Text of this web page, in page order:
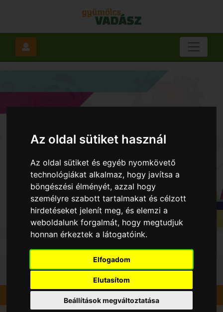
Az oldal sütiket használ
Az oldal sütiket és egyéb nyomkövető
technológiákat alkalmaz, hogy javítsa a
böngészési élményét, azzal hogy
személyre szabott tartalmakat és célzott
hirdetéseket jelenít meg, és elemzi a
weboldalunk forgalmát, hogy megtudjuk
honnan érkeztek a látogatóink.
Elfogadom
Elutasítom
Beállítások megváltoztatása
Szedd magad Fertőszentmiklós